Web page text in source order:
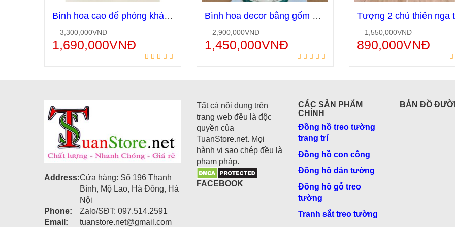
Thêm vào giỏ hàng
Bình hoa cao để phòng khách đẹp và sang trọng BH16
3,300,000VNĐ
1,690,000VNĐ Thêm vào giỏ hàng
Bình hoa decor bằng gốm sứ để phòng khách BH06
2,900,000VNĐ
1,450,000VNĐ Thêm vào giỏ
1,550,000VNĐ
890,000VNĐ
Address:Cửa hàng: Số 196 Thanh
Bình, Mộ Lao, Hà Đông, Hà
Nội
Phone:
Zalo/SĐT: 097.514.2591
Email:
tuanstore.net@gmail.com
Tất cả nội dung trên
trang web đều là độc
quyền của
TuanStore.net. Mọi
hành vi sao chép đều là
phạm pháp.
FACEBOOK
CÁC SẢN PHẨM
CHÍNH
Đồng hồ treo tường
trang trí
Đồng hồ con công
Đồng hồ dán tường
Đồng hồ gỗ treo
tường
Tranh sắt treo tường
BẢN ĐỒ